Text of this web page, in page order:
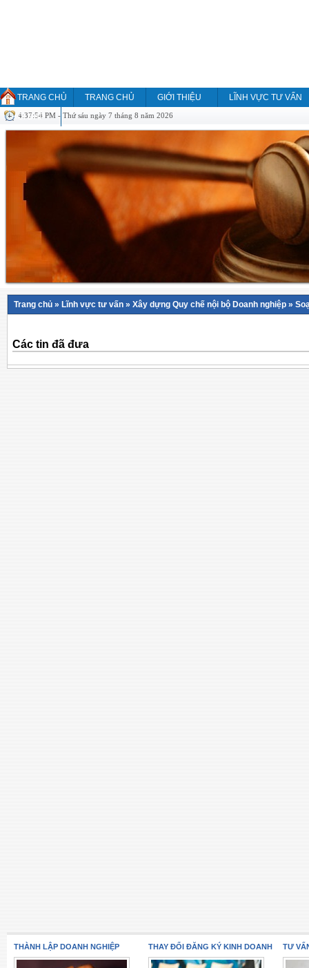
TRANG CHỦ TRANG CHỦ GIỚI THIỆU
LĨNH VỰC TƯ VẤN
HỎI ĐÁP
4:37:54 PM - Thứ sáu ngày 7 tháng 8 năm 2026
Trang chủ » Lĩnh vực tư vấn » Xây dựng Quy chế nội bộ Doanh nghiệp »
Các tin đã đưa
THÀNH LẬP DOANH NGHIỆP THAY ĐỔI ĐĂNG KÝ KINH DOANH TƯ